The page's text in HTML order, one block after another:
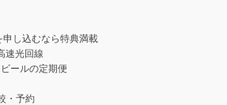
申し込むなら特典満載
速光回線
ールの定期便
・予約